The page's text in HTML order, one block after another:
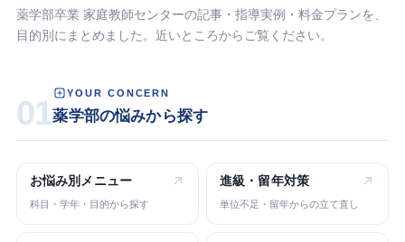
薬学部卒業 家庭教師センターの記事・指導実例・料金プランを、
目的別にまとめました。近いところからご覧ください。
01
YOUR CONCERN
薬学部の悩みから探す
お悩み別 メニュー
科目・学年・目的から探す
進級・留年対策
単位不足・留年からの立て直し